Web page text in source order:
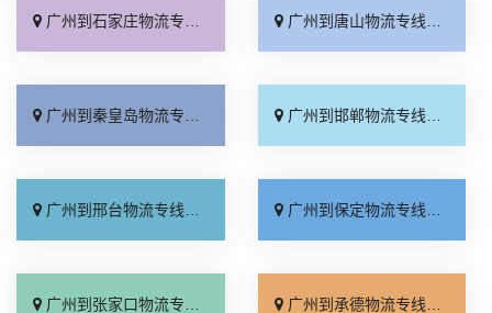
广州到石家庄物流专线_快速直达「上门取件」 广州到唐山物流专线_需要几天「急你所需」
广州到秦皇岛物流专线_费用多少「运价查询」 广州到邯郸物流专线_高效运输「门到门配送」
广州到邢台物流专线_多久时间「实时反馈」 广州到保定物流专线_市县派送「全程直达」
广州到张家口物流专线_市县闪送「托运放心」 广州到承德物流专线_运保时效「专线直达」